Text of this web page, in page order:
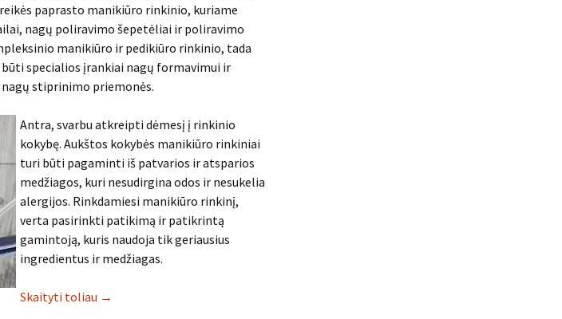
paprasto manikiūro rinkinio, kuriame
nagų poliravimo šepetėliai ir poliravimo
manikiūro ir pedikiūro rinkinio, tada
specialios įrankiai nagų formavimui ir
stiprinimo priemonės.
Antra, svarbu atkreipti dėmesį į rinkinio
kokybę. Aukštos kokybės manikiūro rinkiniai
turi būti pagaminti iš patvarios ir atsparios
medžiagos, kuri nesudirgina odos ir nesukelia
alergijos. Rinkdamiesi manikiūro rinkinį,
verta pasirinkti patikimą ir patikrintą
gamintoją, kuris naudoja tik geriausius
ingredientus ir medžiagas.
Skaityti toliau →